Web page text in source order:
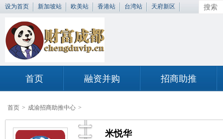
设为首页 新加坡站 欧美站 香港站 台湾站 天府新区
首页 融资并购 招商助推
首页 > 成渝招商助推中心 >
米悦华